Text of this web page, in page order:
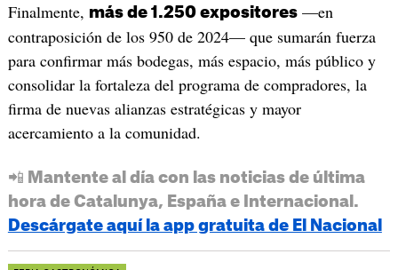
Finalmente, más de 1.250 expositores—en
contraposición de los 950 de 2024— que sumarán fuerza
para confirmar más bodegas, más espacio, más público y
consolidar la fortaleza del programa de compradores, la
firma de nuevas alianzas estratégicas y mayor
acercamiento a la comunidad.
📲 Mantente al día con las noticias de última
hora de Catalunya, España e Internacional.
Descárgate aquí la app gratuita de El Nacional